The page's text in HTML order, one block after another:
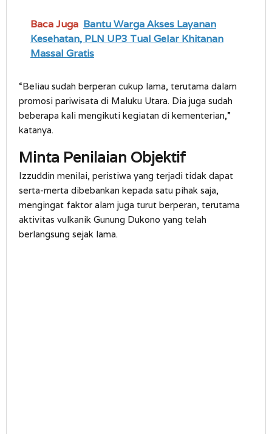
Baca Juga Bantu Warga Akses Layanan
Kesehatan, PLN UP3 Tual Gelar Khitanan
Massal Gratis
“Beliau sudah berperan cukup lama, terutama dalam
promosi pariwisata di Maluku Utara. Dia juga sudah
beberapa kali mengikuti kegiatan di kementerian,”
katanya.
Minta Penilaian Objektif
Izzuddin menilai, peristiwa yang terjadi tidak dapat
serta-merta dibebankan kepada satu pihak saja,
mengingat faktor alam juga turut berperan, terutama
aktivitas vulkanik Gunung Dukono yang telah
berlangsung sejak lama.